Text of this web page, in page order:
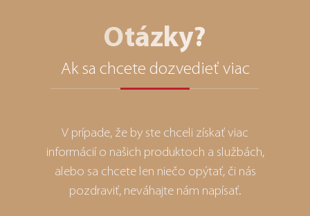
Otázky?
Ak sa chcete dozvedieť viac
V prípade, že by ste chceli získať viac
informácií o našich produktoch a službách,
alebo sa chcete len niečo opýtať, či nás
pozdraviť, neváhajte nám napísať.